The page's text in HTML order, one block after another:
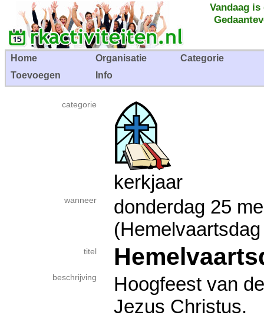
Vandaag
Home Organisatie
Categorie
Toevoegen
Info
categorie
kerkjaar
wanneer
donderdag 25
titel
beschrijving
Hoogfeest van
Jezus Christus.